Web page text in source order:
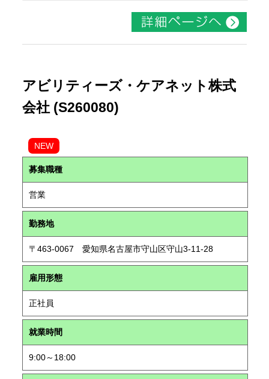
アビリティーズ・ケアネット株式
会社 (S260080)
NEW
募集職種
営業
勤務地
〒463-0067 愛知県名古屋市守山区守山3-11-28
雇用形態
正社員
就業時間
9:00～18:00